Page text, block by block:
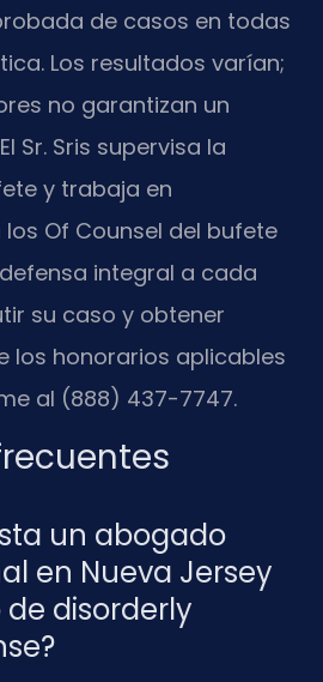
de casos en todas
Los resultados varían;
no garantizan un
Sr. Sris supervisa la
y trabaja en
Of Counsel del bufete
integral a cada
su caso y obtener
los honorarios aplicables
al (888) 437-7747.
un abogado
en Nueva Jersey
disorderly